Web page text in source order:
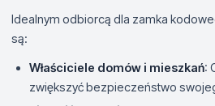
Idealnym odbiorcą dla zamka
są:
Właściciele domów i mieszkań:
zwiększyć bezpieczeństwo